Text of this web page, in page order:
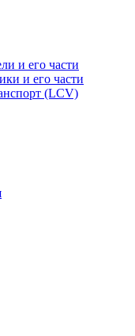
и его части
и его части
(LCV)